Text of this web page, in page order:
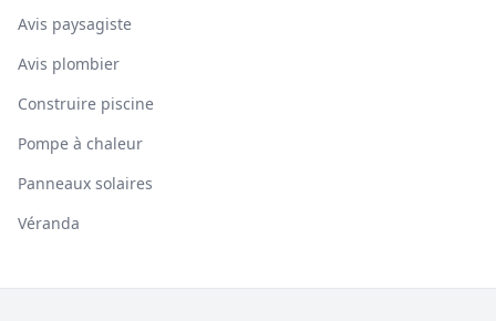
Avis paysagiste
Avis plombier
Construire piscine
Pompe à chaleur
Panneaux solaires
Véranda